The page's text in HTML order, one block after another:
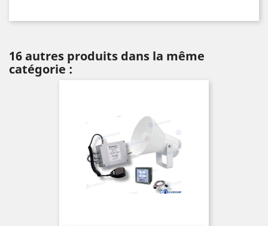
16 autres produits dans la même
catégorie :